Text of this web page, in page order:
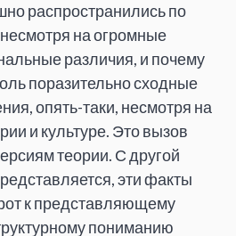
распространились по
на огромные
различия, и почему
поразительно сходные
опять-таки, несмотря на
и культуре. Это вызов
теории. С другой
эти факты
к представляющему
пониманию